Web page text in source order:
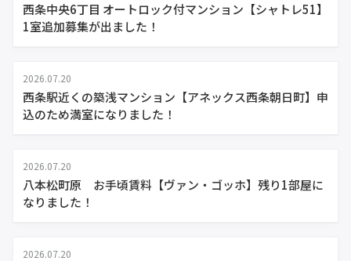
西条中央6丁目 オートロック付マンション【シャトレ51】
1室追加募集が出ました！
2026.07.20
西条駅近くの築浅マンション【アネックス西条朝日町】申
込のため満室になりました！
2026.07.20
八本松町原 お手頃賃料【ヴァン・ゴッホ】残り1部屋に
なりました！
2026.07.20